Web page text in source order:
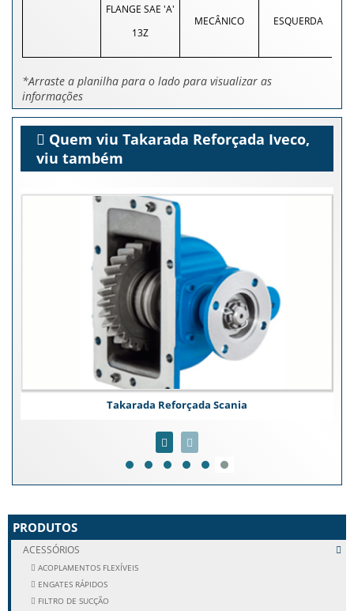
FLANGE SAE 'A'
13Z
MECÂNICO ESQUERDA
*Arraste a planilha para o lado para visualizar as
informações
Quem viu Takarada Reforçada Iveco,
viu também
Takarada Reforçada Scania
PRODUTOS
ACESSÓRIOS
ACOPLAMENTOS FLEXÍVEIS
ENGATES RÁPIDOS
FILTRO DE SUCÇÃO